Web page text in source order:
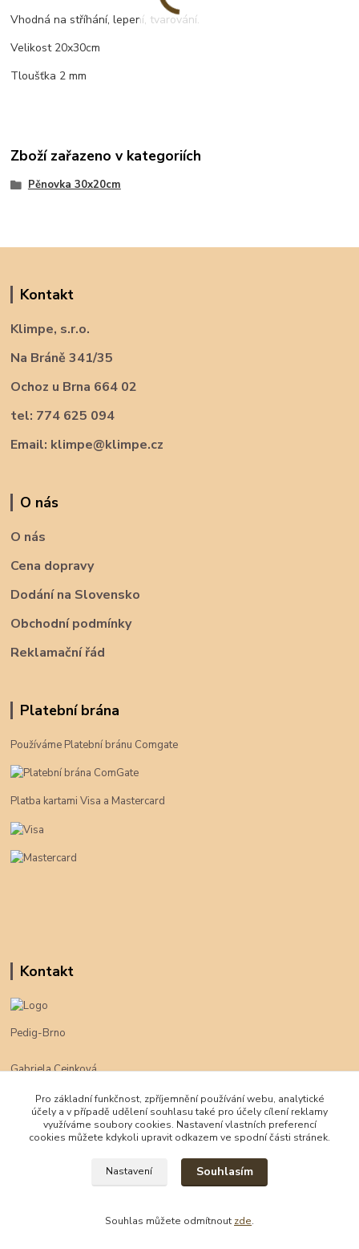
Vhodná na stříhání, lepení, tvarování.
Velikost 20x30cm
Tloušťka 2 mm
Zboží zařazeno v kategoriích
Pěnovka 30x20cm
Kontakt
Klimpe, s.r.o.
Na Bráně 341/35
Ochoz u Brna 664 02
tel: 774 625 094
Email: klimpe@klimpe.cz
O nás
O nás
Cena dopravy
Dodání na Slovensko
Obchodní podmínky
Reklamační řád
Platební brána
Používáme Platební bránu Comgate
Platba kartami Visa a Mastercard
Kontakt
Pedig-Brno
Gabriela Cejnková
klimpe@klimpe.cz
Pro základní funkčnost, zpříjemnění používání webu, analytické
účely a v případě udělení souhlasu také pro účely cílení reklamy
využíváme soubory cookies. Nastavení vlastních preferencí
cookies můžete kdykoli upravit odkazem ve spodní části stránek.
Nastavení Souhlasím
Souhlas můžete odmítnout zde.